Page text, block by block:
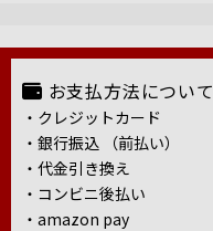
お支払方法について
・クレジットカード
・銀行振込 （前払い）
・代金引き換え
・コンビニ後払い
・amazon pay